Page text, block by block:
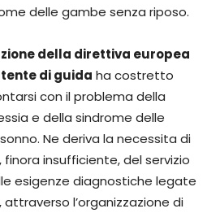
delle gambe senza riposo.
della direttiva europea
di guida ha costretto
con il problema della
e della sindrome delle
Ne deriva la necessita di
insufficiente, del servizio
esigenze diagnostiche legate
l’organizzazione di